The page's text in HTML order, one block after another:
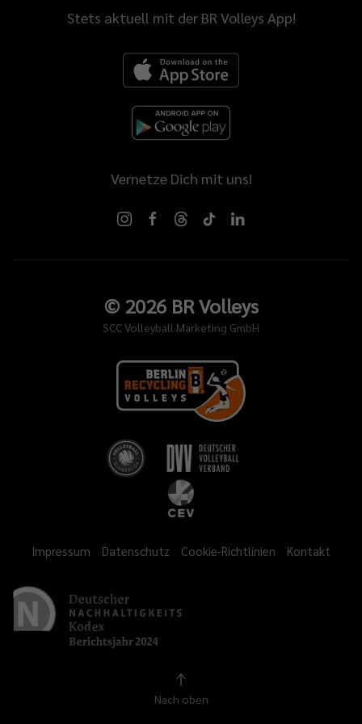
Stets aktuell mit der BR Volleys App!
Vernetze Dich mit uns!
© 2026BR Volleys
SCC Volleyball Marketing GmbH
Impressum Datenschutz Cookie-Richtlinien Kontakt
Nach oben